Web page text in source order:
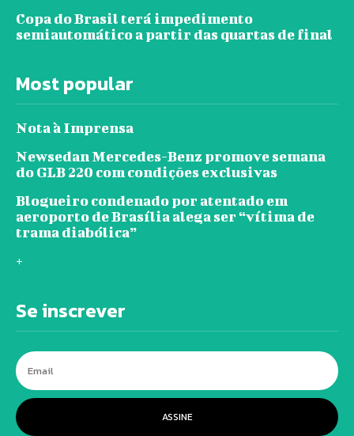
Copa do Brasil terá impedimento
semiautomático a partir das quartas de final
Most popular
Nota à Imprensa
Newsedan Mercedes-Benz promove semana
do GLB 220 com condições exclusivas
Blogueiro condenado por atentado em
aeroporto de Brasília alega ser “vítima de
trama diabólica”
+
Se inscrever
ASSINE